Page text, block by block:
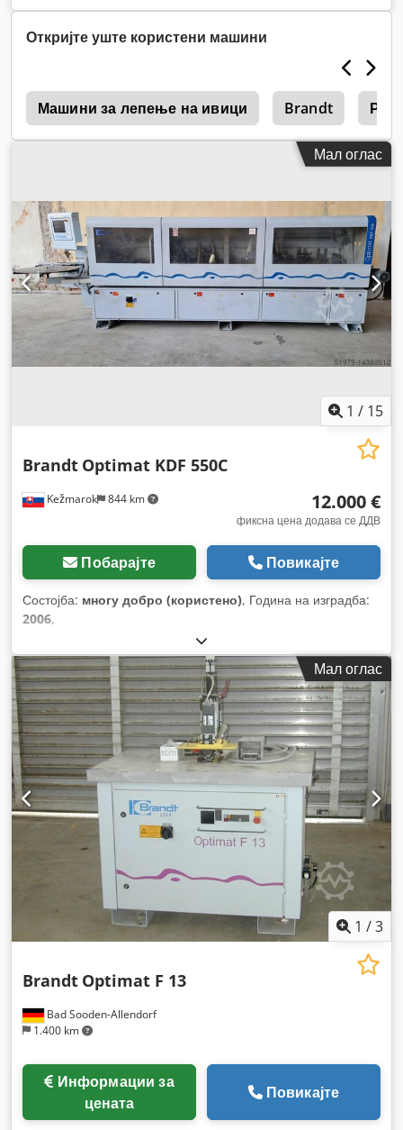
Откријте уште користени машини
Машини за лепење на ивици Brandt
Мал оглас
1 / 15
Kežmarok 844 km
Brandt Optimat KDF 550C
12.000 €
фиксна цена додава се ДДВ
Побарајте Повикајте
Состојба: многу добро (користено), Година на изградба:
2006,
Мал оглас
1 /3
Bad Sooden-Allendorf
1.400 km
Brandt Optimat F 13
цената
Повикајте